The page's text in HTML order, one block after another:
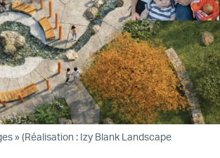
» (Réalisation : Izy Blank Landscape